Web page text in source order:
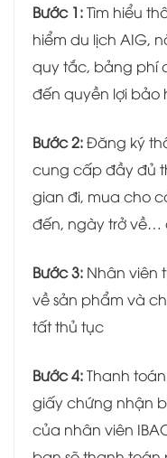
Bước 1:Tìm hiểu
hiểm du lịch AIG,
quy tắc, bảng phí
đến quyền lợi bảo
Bước 2:Đăng ký
cung cấp đầy đủ
gian đi, mua cho
đến, ngày trở về…
Bước 3: Nhân viên
về sản phẩm và
tất thủ tục
Bước 4:Thanh
giấy chứng nhận
của nhân viên